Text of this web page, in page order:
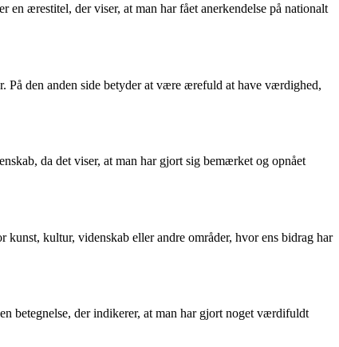
ærestitel, der viser, at man har fået anerkendelse på nationalt
På den anden side betyder at være ærefuld at have værdighed,
da det viser, at man har gjort sig bemærket og opnået
kultur, videnskab eller andre områder, hvor ens bidrag har
betegnelse, der indikerer, at man har gjort noget værdifuldt